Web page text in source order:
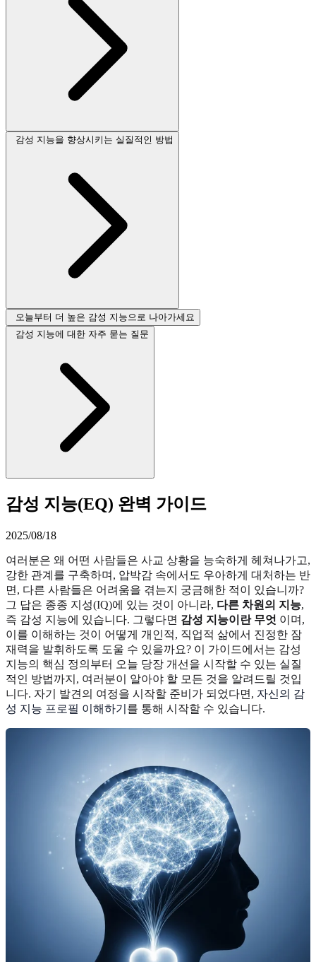
감성 지능을 향상시키는 실질적인 방법
오늘부터 더 높은 감성 지능으로 나아가세요
감성 지능에 대한 자주 묻는 질문
감성 지능(EQ) 완벽 가이드
2025/08/18
여러분은 왜 어떤 사람들은 사교 상황을 능숙하게 헤쳐나가고,
강한 관계를 구축하며, 압박감 속에서도 우아하게 대처하는 반
면, 다른 사람들은 어려움을 겪는지 궁금해한 적이 있습니까?
그 답은 종종 지성(IQ)에 있는 것이 아니라, 다른 차원의 지능,
즉 감성 지능에 있습니다. 그렇다면 감성 지능이란 무엇 이며,
이를 이해하는 것이 어떻게 개인적, 직업적 삶에서 진정한 잠
재력을 발휘하도록 도울 수 있을까요? 이 가이드에서는 감성
지능의 핵심 정의부터 오늘 당장 개선을 시작할 수 있는 실질
적인 방법까지, 여러분이 알아야 할 모든 것을 알려드릴 것입
니다. 자기 발견의 여정을 시작할 준비가 되었다면, 자신의 감
성 지능 프로필 이해하기 를 통해 시작할 수 있습니다.